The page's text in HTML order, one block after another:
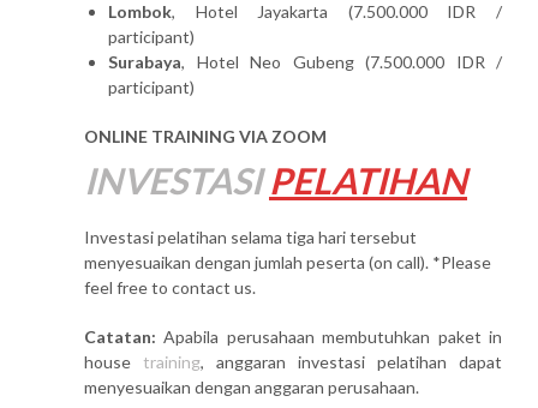
Lombok, Hotel Jayakarta (7.500.000 IDR /
participant)
Surabaya, Hotel Neo Gubeng (7.500.000 IDR /
participant)
ONLINE TRAINING VIA ZOOM
INVESTASI PELATIHAN
Investasi pelatihan selama tiga hari tersebut
menyesuaikan dengan jumlah peserta (on call). *Please
feel free to contact us.
Catatan: Apabila perusahaan membutuhkan paket in
house training, anggaran investasi pelatihan dapat
menyesuaikan dengan anggaran perusahaan.